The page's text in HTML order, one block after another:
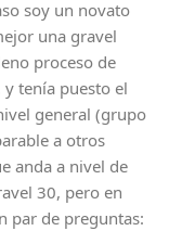
soy un novato
una gravel
proceso de
tenía puesto el
general (grupo
a otros
anda a nivel de
30, pero en
par de preguntas: